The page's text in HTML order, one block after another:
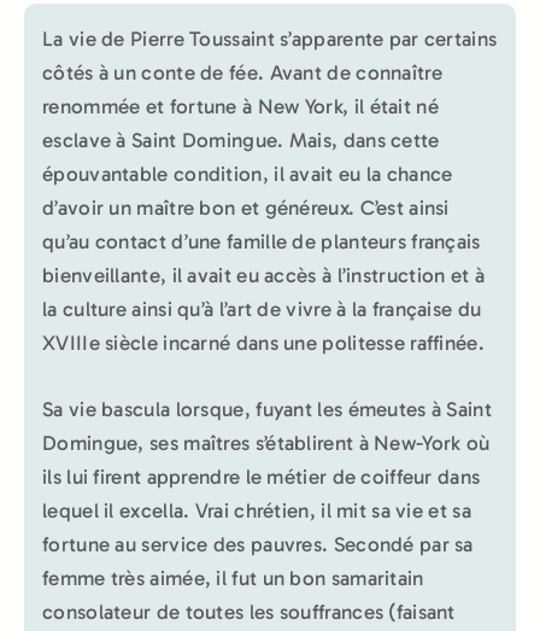
La vie de Pierre Toussaint s’apparente par certains
côtés à un conte de fée. Avant de connaître
renommée et fortune à New York, il était né
esclave à Saint Domingue. Mais, dans cette
épouvantable condition, il avait eu la chance
d’avoir un maître bon et généreux. C’est ainsi
qu’au contact d’une famille de planteurs français
bienveillante, il avait eu accès à l’instruction et à
la culture ainsi qu’à l’art de vivre à la française du
XVIIIe siècle incarné dans une politesse raffinée.
Sa vie bascula lorsque, fuyant les émeutes à Saint
Domingue, ses maîtres s’établirent à New-York où
ils lui firent apprendre le métier de coiffeur dans
lequel il excella. Vrai chrétien, il mit sa vie et sa
fortune au service des pauvres. Secondé par sa
femme très aimée, il fut un bon samaritain
consolateur de toutes les souffrances (faisant